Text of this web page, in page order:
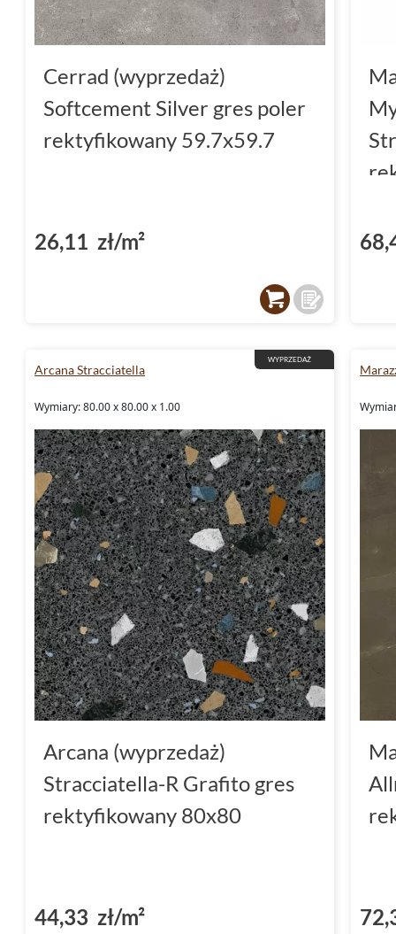
Cerrad (wyprzedaż)
Softcement Silver gres poler
rektyfikowany 59.7x59.7
26,11 zł/m²
WYPRZEDAŻ
Arcana Stracciatella
Wymiary: 80.00 x 80.00 x 1.00
Arcana (wyprzedaż)
Stracciatella-R Grafito gres
rektyfikowany 80x80
44,33 zł/m²